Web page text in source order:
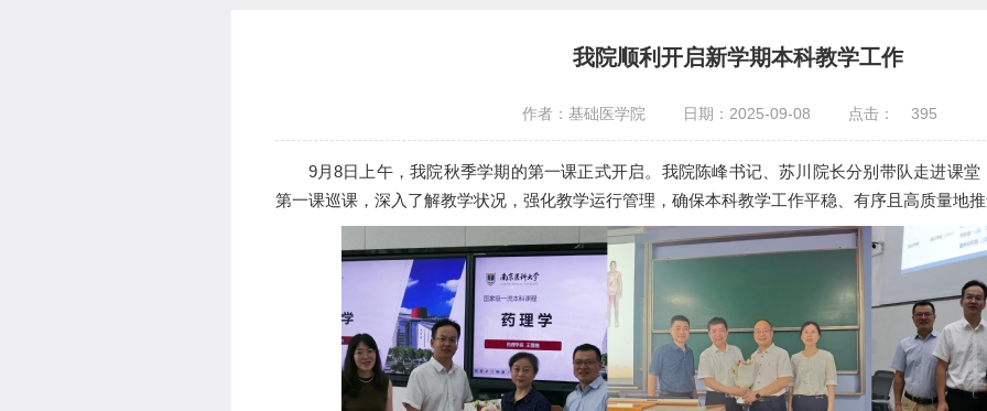
我院顺利开启新学期本科教学工作
作者：基础医学院 日期：2025-09-08 点击： 395
9月8日上午，我院秋季学期的第一课正式开启。我院陈峰书记、苏川院长分别带队走进课
第一课巡课，深入了解教学状况，强化教学运行管理，确保本科教学工作平稳、有序且高质量地